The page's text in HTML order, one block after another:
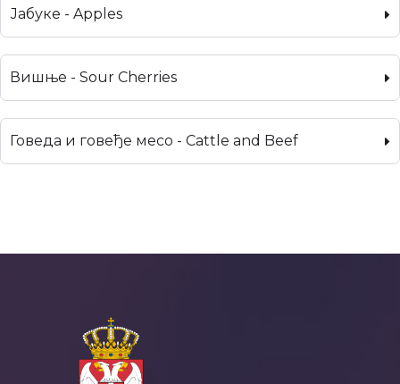
Јабуке - Apples
Вишње - Sour Cherries
Говеда и говеђе месо - Cattle and Beef